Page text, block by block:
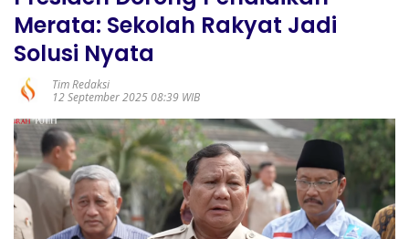
Merata: Sekolah Rakyat Jadi
Solusi Nyata
Tim Redaksi
12 September 2025 08:39 WIB